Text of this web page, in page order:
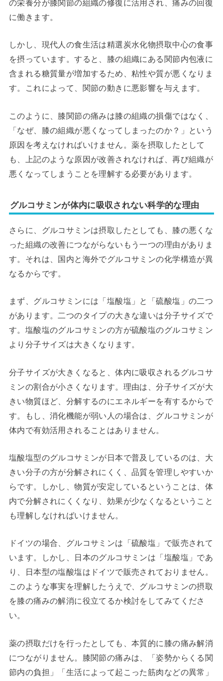
の栄養分が膝関節の組織の修復に活用され、痛みの回復
に働きます。
しかし、現代人の食生活は精選炭水化物摂取中心の食事
を摂っています。すると、膝の組織にある関節内包液に
含まれる糖質量が増加するため、粘性や質が悪くなりま
す。これによって、関節の動きに悪影響を与えます。
このように、膝関節の痛みは膝の組織の損傷ではなく、
「なぜ、膝の組織が悪くなってしまったのか？」という
原因を考えなければいけません。薬を摂取したとして
も、上記のような原因が改善されなければ、再び組織が
悪くなってしまうことを理解する必要があります。
グルコサミンが体内に吸収されない科学的な理由
さらに、グルコサミンは摂取したとしても、膝の悪くな
った組織の改善につながらないもう一つの理由がありま
す。それは、国内と海外でグルコサミンの化学構造が異
なるからです。
まず、グルコサミンには「塩酸塩」と「硫酸塩」の二つ
があります。二つのタイプの大きな違いは分子サイズで
す。塩酸塩のグルコサミンの方が硫酸塩のグルコサミン
より分子サイズは大きくなります。
分子サイズが大きくなると、体内に吸収されるグルコサ
ミンの割合が小さくなります。理由は、分子サイズが大
きい物質ほど、分解するのにエネルギーを有するからで
す。もし、消化機能が弱い人の場合は、グルコサミンが
体内で有効活用されることはありません。
塩酸塩型のグルコサミンが日本で普及しているのは、大
きい分子の方が分解されにくく、品質を管理しやすいか
らです。しかし、物質が安定しているということは、体
内で分解されにくくなり、効果が少なくなるということ
も理解しなければいけません。
ドイツの場合、グルコサミンは「硫酸塩」で販売されて
います。しかし、日本のグルコサミンは「塩酸塩」であ
り、日本型の塩酸塩はドイツで販売されておりません。
このような事実を理解したうえで、グルコサミンの摂取
を膝の痛みの解消に役立てるか検討をしてみてくださ
い。
薬の摂取だけを行ったとしても、本質的に膝の痛み解消
につながりません。膝関節の痛みは、「姿勢からくる関
節内の負担」「生活によって起こった筋肉などの異常」